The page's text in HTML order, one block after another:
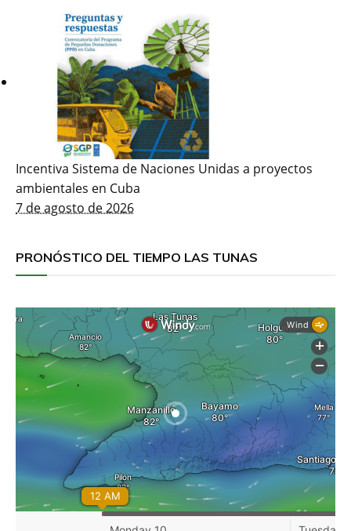
Incentiva Sistema de Naciones Unidas a proyectos
ambientales en Cuba
7 de agosto de 2026
PRONÓSTICO DEL TIEMPO LAS TUNAS